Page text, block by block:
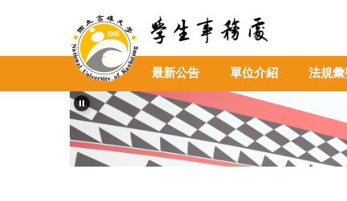
最新公告 單位介紹 法規彙